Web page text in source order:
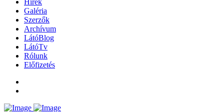
Hírek
Galéria
Szerzők
Archívum
LátóBlog
LátóTv
Rólunk
Előfizetés